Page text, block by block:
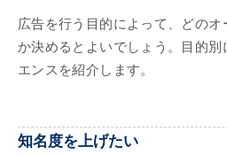
広告を行う目的によって、どのオ
か決めるとよいでしょう。目的別
エンスを紹介します。
知名度を上げたい